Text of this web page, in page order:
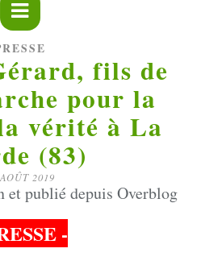
fils de
pour la
vérité à La
(83)
2019
et publié depuis Overblog
-